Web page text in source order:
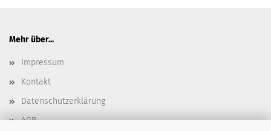
Mehr über...
Impressum
Kontakt
Datenschutzerklärung
AGB